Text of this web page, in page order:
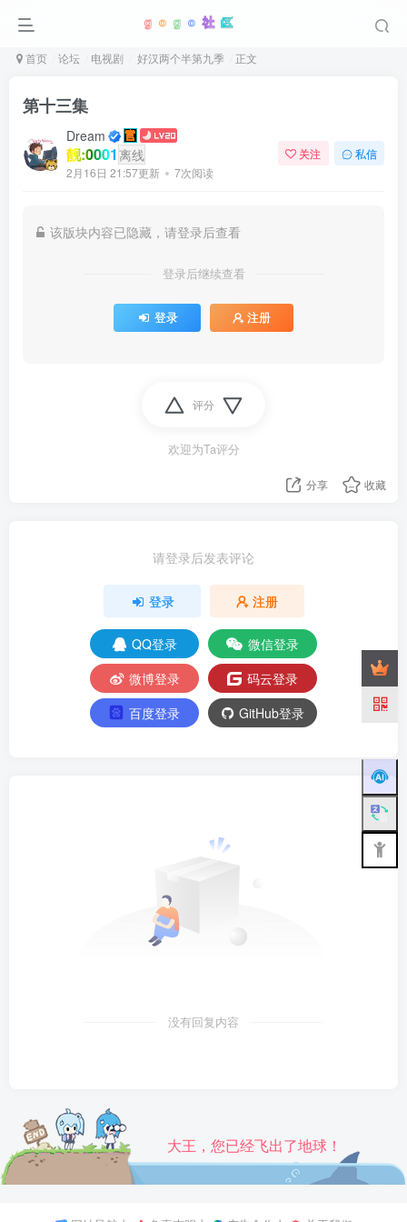
首页 论坛 电视剧 好汉两个半第九季 正文
第十三集
Dream
靓:0001 离线
2月16日 21:57更新 7次阅读
关注 私信
该版块内容已隐藏，请登录后查看
登录后继续查看
登录 注册
评分
欢迎为Ta评分
分享 收藏
请登录后发表评论
登录 注册
QQ登录
微信登录
微博登录
码云登录
百度登录
GitHub登录
没有回复内容
大王，您已经飞出了地球！